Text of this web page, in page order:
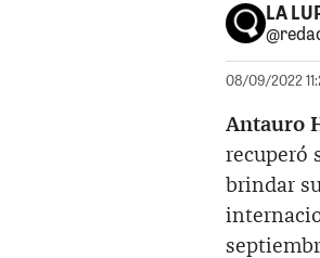
LA
08/09/2022
Antauro
recuperó
brindar